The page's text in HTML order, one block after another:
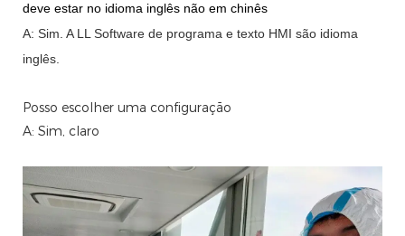
deve estar no idioma inglês não em chinês
A: Sim. ALL Software de programa e texto HMI são idioma
inglês.
Posso escolher uma configuração
A: Sim, claro